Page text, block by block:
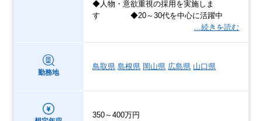
◆人物・意欲重視の採用を実施しま
す ◆20～30代を中心に活躍中
…続きを読む
勤務地
鳥取県 島根県 岡山県 広島県 山口県
350～400万円